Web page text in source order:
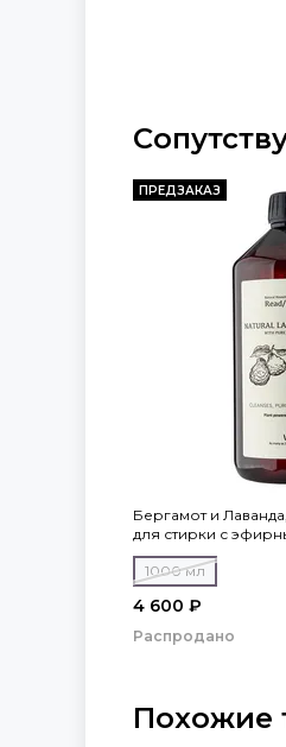
ПРЕДЗАКАЗ
Бергамот и
для стирки с
Blanc
1000 мл
4 600 ₽
Распродано
Похожие